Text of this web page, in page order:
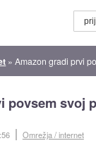
»Amazon gradi prvi
povsem svoj
Omrežja / internet